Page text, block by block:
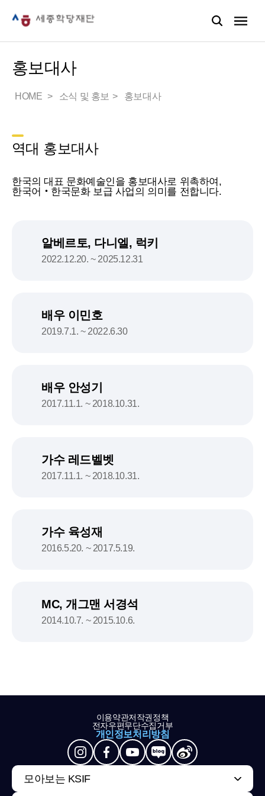
홍보대사
HOME 소식 및 홍보 홍보대사
역대 홍보대사
한국의 대표 문화예술인을 홍보대사로 위촉하여,
한국어‧한국문화 보급 사업의 의미를 전합니다.
알베르토, 다니엘, 럭키
2022.12.20. ~ 2025.12.31
배우 이민호
2019.7.1. ~ 2022.6.30
배우 안성기
2017.11.1. ~ 2018.10.31.
가수 레드벨벳
2017.11.1. ~ 2018.10.31.
가수 육성재
2016.5.20. ~ 2017.5.19.
MC, 개그맨 서경석
2014.10.7. ~ 2015.10.6.
이용약관저작권정책
전자우편무단수집거부
개인정보처리방침
모아보는 KSIF